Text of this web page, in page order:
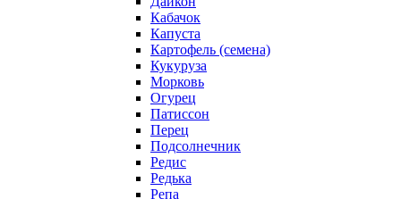
Кабачок
Капуста
Картофель (семена)
Кукуруза
Морковь
Огурец
Патиссон
Перец
Подсолнечник
Редис
Редька
Репа